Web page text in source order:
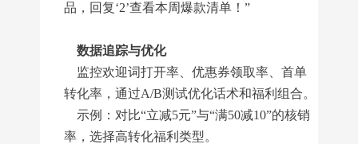
品，回复‘2’查看本周爆款清单！”
数据追踪与优化
监控欢迎词打开率、优惠券领取率、首单
转化率，通过A/B测试优化话术和福利组合。
示例：对比“立减5元”与“满50减10”的核销
率，选择高转化福利类型。